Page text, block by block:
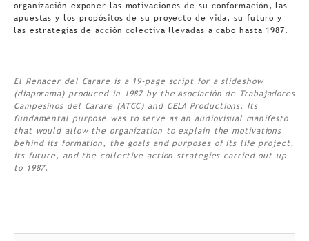
organización exponer las motivaciones de su conformación, las
apuestas y los propósitos de su proyecto de vida, su futuro y
las estrategias de acción colectiva llevadas a cabo hasta 1987.
El Renacer del Carare is a 19-page script for a slideshow
(diaporama) produced in 1987 by the Asociación de Trabajadores
Campesinos del Carare (ATCC) and CELA Productions. Its
fundamental purpose was to serve as an audiovisual manifesto
that would allow the organization to explain the motivations
behind its formation, the goals and purposes of its life project,
its future, and the collective action strategies carried out up
to 1987.